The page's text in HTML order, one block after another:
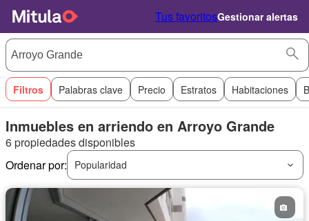
Tus favoritosGestionar alertas
Filtros Palabras clave Precio Estratos Habitaciones
Inmuebles en arriendo en Arroyo Grande
6 propiedades disponibles
Ordenar por:
Popularidad